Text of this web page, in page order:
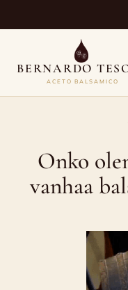
BERNARDO
ACETO BALSAMICO
vuotta
Onko
vanhaa